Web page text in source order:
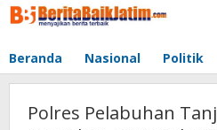
Lewati
ke
Beranda Nasional Politik
Polres Pelabuhan